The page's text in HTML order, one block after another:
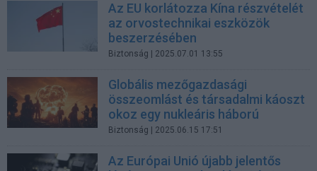
Az EU korlátozza Kína részvételét
az orvostechnikai eszközök
beszerzésében
Biztonság | 2025.07.01 13:55
Globális mezőgazdasági
összeomlást és társadalmi káoszt
okoz egy nukleáris háború
Biztonság | 2025.06.15 17:51
Az Európai Unió újabb jelentős